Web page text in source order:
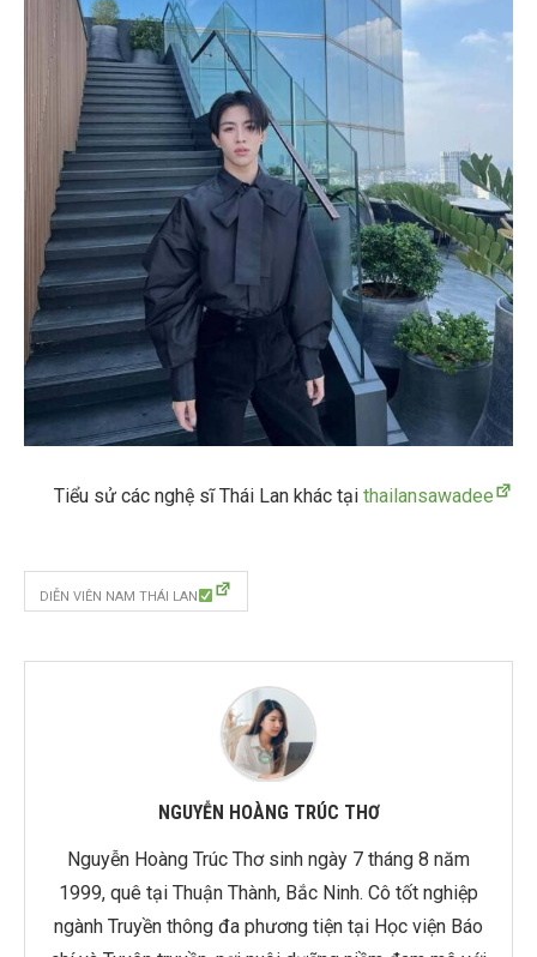
Tiểu sử các nghệ sĩ Thái Lan khác tại thailansawadee
DIỄN VIÊN NAM THÁI LAN
NGUYỄN HOÀNG TRÚC THƠ
Nguyễn Hoàng Trúc Thơ sinh ngày 7 tháng 8 năm
1999, quê tại Thuận Thành, Bắc Ninh. Cô tốt nghiệp
ngành Truyền thông đa phương tiện tại Học viện Báo